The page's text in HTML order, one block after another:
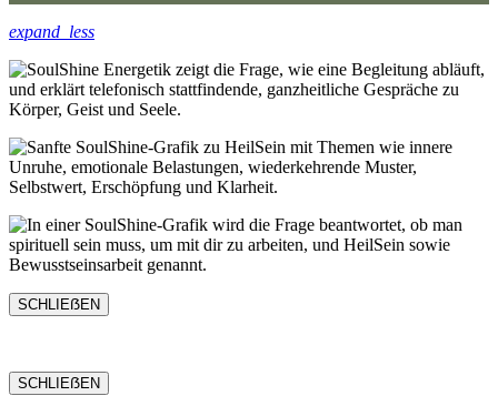
expand_less
SCHLIEẞEN
SCHLIEẞEN